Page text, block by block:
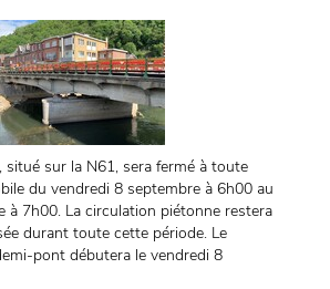
situé sur la N61, sera fermé à toute
du vendredi 8 septembre à 6h00 au
à 7h00. La circulation piétonne restera
durant toute cette période. Le
pont débutera le vendredi 8